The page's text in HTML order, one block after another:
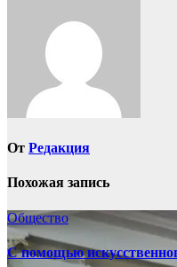
От Редакция
Похожая запись
Общество
С помощью